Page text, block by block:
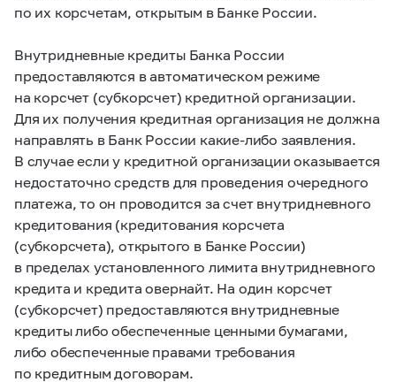
по их корсчетам, открытым в Банке России.
Внутридневные кредиты Банка России
предоставляются в автоматическом режиме
на корсчет (субкорсчет) кредитной организации.
Для их получения кредитная организация не должна
направлять в Банк России какие-либо заявления.
В случае если у кредитной организации оказывается
недостаточно средств для проведения очередного
платежа, то он проводится за счет внутридневного
кредитования (кредитования корсчета
(субкорсчета), открытого в Банке России)
в пределах установленного лимита внутридневного
кредита и кредита овернайт. На один корсчет
(субкорсчет) предоставляются внутридневные
кредиты либо обеспеченные ценными бумагами,
либо обеспеченные правами требования
по кредитным договорам.